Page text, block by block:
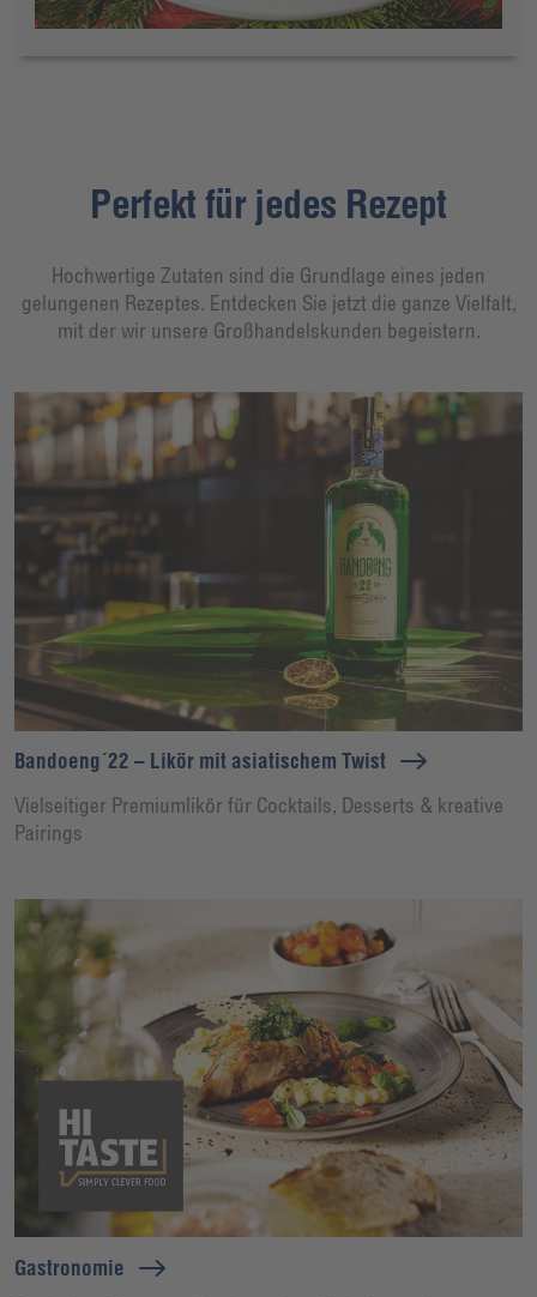
Perfekt für jedes Rezept
Hochwertige Zutaten sind die Grundlage eines jeden
gelungenen Rezeptes. Entdecken Sie jetzt die ganze Vielfalt,
mit der wir unsere Großhandelskunden begeistern.
Bandoeng´22 – Likör mit asiatischem Twist
Vielseitiger Premiumlikör für Cocktails, Desserts & kreative
Pairings
Gastronomie